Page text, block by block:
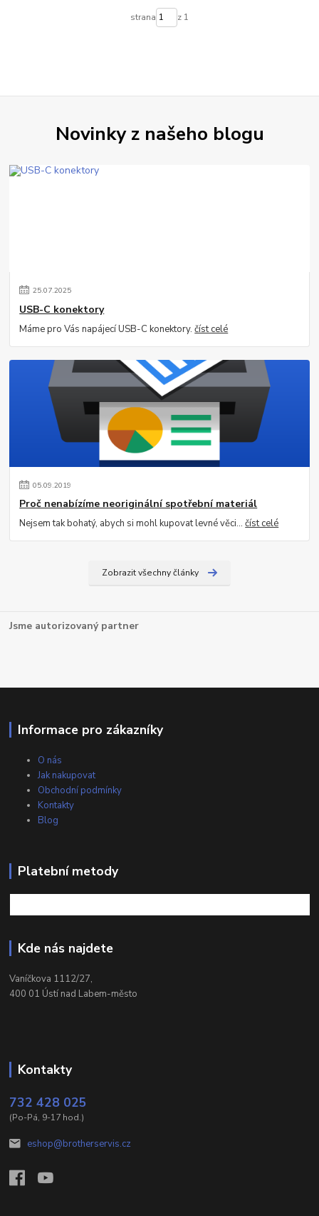
strana z 1
Novinky z našeho blogu
25.07.2025
USB-C konektory
Máme pro Vás napájecí USB-C konektory.číst celé
05.09.2019
Proč nenabízíme neoriginální spotřební materiál
Nejsem tak bohatý, abych si mohl kupovat levné věci...číst celé
Zobrazit všechny články
Jsme autorizovaný partner
Informace pro zákazníky
O nás
Jak nakupovat
Obchodní podmínky
Kontakty
Blog
Platební metody
Kde nás najdete
Vaníčkova 1112/27,
400 01 Ústí nad Labem-město
Kontakty
732 428 025
(Po-Pá, 9-17 hod.)
eshop@brotherservis.cz